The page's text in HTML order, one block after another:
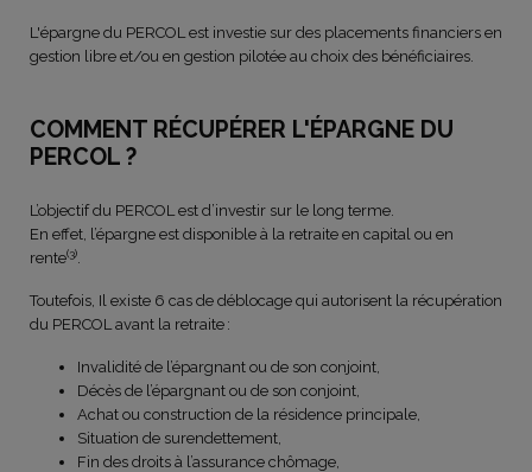
L'épargne du PERCOL est investie sur des placements financiers en
gestion libre et/ou en gestion pilotée au choix des bénéficiaires.
COMMENT RÉCUPÉRER L'ÉPARGNE DU
PERCOL ?
L’objectif du PERCOL est d’investir sur le long terme.
En effet, l’épargne est disponible à la retraite en capital ou en
rente(3)
Toutefois, Il existe 6 cas de déblocage qui autorisent la récupération
du PERCOL avant la retraite :
Invalidité de l’épargnant ou de son conjoint,
Décès de l’épargnant ou de son conjoint,
Achat ou construction de la résidence principale,
Situation de surendettement,
Fin des droits à l’assurance chômage,